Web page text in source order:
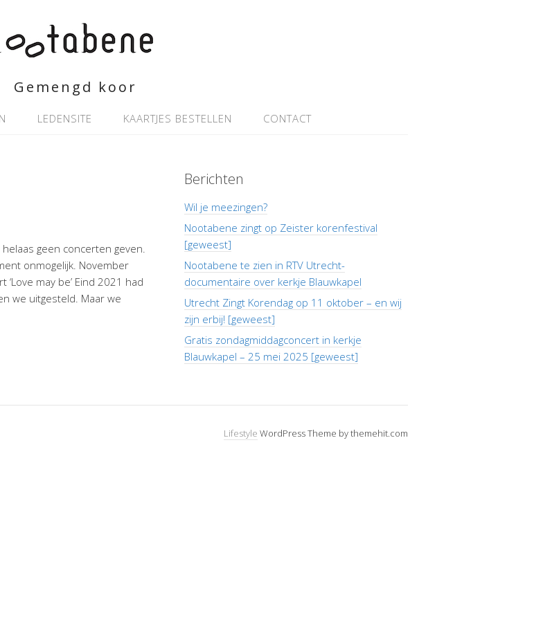
Gemengd koor
LEDENSITE KAARTJES BESTELLEN CONTACT
geen concerten geven.
onmogelijk. November
may be’ Eind 2021 had
we uitgesteld. Maar we
Berichten
Wil je meezingen?
Nootabene zingt op Zeister korenfestival
[geweest]
Nootabene te zien in RTV Utrecht-
documentaire over kerkje Blauwkapel
Utrecht Zingt Korendag op 11 oktober – en wij
zijn erbij! [geweest]
Gratis zondagmiddagconcert in kerkje
Blauwkapel – 25 mei 2025 [geweest]
Lifestyle WordPress Theme by themehit.com